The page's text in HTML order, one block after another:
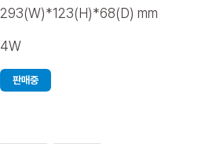
293(W)*123(H)*68(D) mm
4W
판매중